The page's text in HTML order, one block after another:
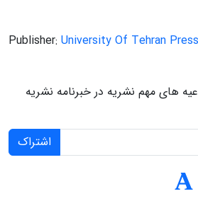
Publisher: University Of Tehran Press
های مهم نشریه در خبرنامه نشریه
اشتراک